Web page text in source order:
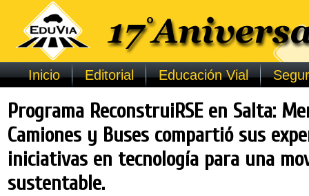
Inicio Editorial Educación Vial
Programa ReconstruiRSE en Salta:
Camiones y Buses compartió sus
iniciativas en tecnología para una
sustentable.